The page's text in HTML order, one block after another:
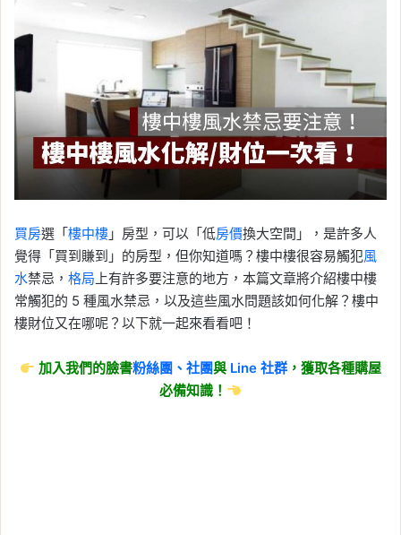
買房選「 樓中樓 」房型，可以「低房價換大空間」，是許多人
覺得「買到賺到」的房型，但你知道嗎？樓中樓很容易觸犯風
水禁忌， 格局 上有許多要注意的地方，本篇文章將介紹樓中樓
常觸犯的 5 種風水禁忌，以及這些風水問題該如何化解？樓中
樓財位又在哪呢？以下就一起來看看吧！
加入我們的臉書粉絲團、社團與 Line社群 ，獲取各種購屋
必備知識！